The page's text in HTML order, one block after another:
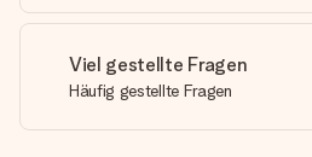
Viel gestellte Fragen
Häufig gestellte Fragen